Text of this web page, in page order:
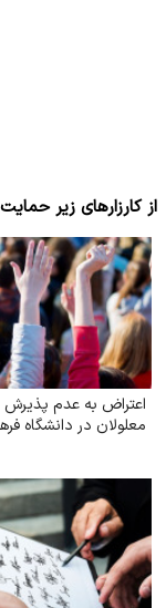
از کارزارهای زیر
اعتراض به عدم پذیرش
معلولان در دانشگاه